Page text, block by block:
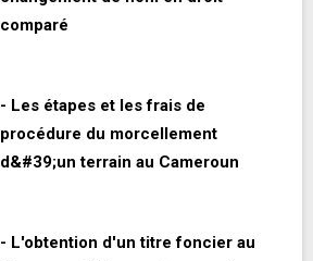
comparé
- Les étapes et les frais de
procédure du morcellement
d&#39;un terrain au Cameroun
- L'obtention d'un titre foncier au